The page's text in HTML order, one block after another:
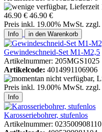
46.90 € 46.90 €
Preis inkl. 19.00% MwSt. zzgl.
Info in den Warenkorb
Gewindeschneid-Set M1-M2,5
Artikelnummer: 205MGS1025
Artikelcode: 4014991106906
Preis inkl. 19.00% MwSt. zzgl.
Info
Karosseriebohrer, stufenlos
Artikelnummer: 023500908110